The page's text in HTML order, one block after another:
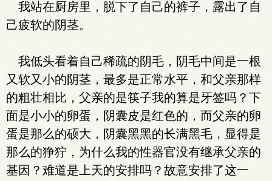
我站在厨房里，脱下了自己的裤子，露出了自
己疲软的阴茎。
我低头看着自己稀疏的阴毛，阴毛中间是一根
又软又小的阴茎，最多是正常水平，和父亲那样
的粗壮相比，父亲的是筷子我的算是牙签吗？下
面是小小的卵蛋，阴囊皮是红色的，而父亲的卵
蛋是那么的硕大，阴囊黑黑的长满黑毛，显得是
那么的狰狞，为什么我的性器官没有继承父亲的
基因？难道是上天的安排吗？故意安排了这一